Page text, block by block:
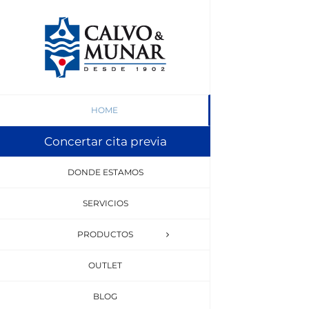
HOME
Concertar cita previa
DONDE ESTAMOS
SERVICIOS
PRODUCTOS
OUTLET
BLOG